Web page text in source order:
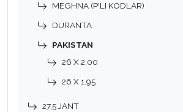
MEGHNA (P'LI KODLAR)
DURANTA
PAKISTAN
26 X 2.00
26 X 1.95
27,5 JANT